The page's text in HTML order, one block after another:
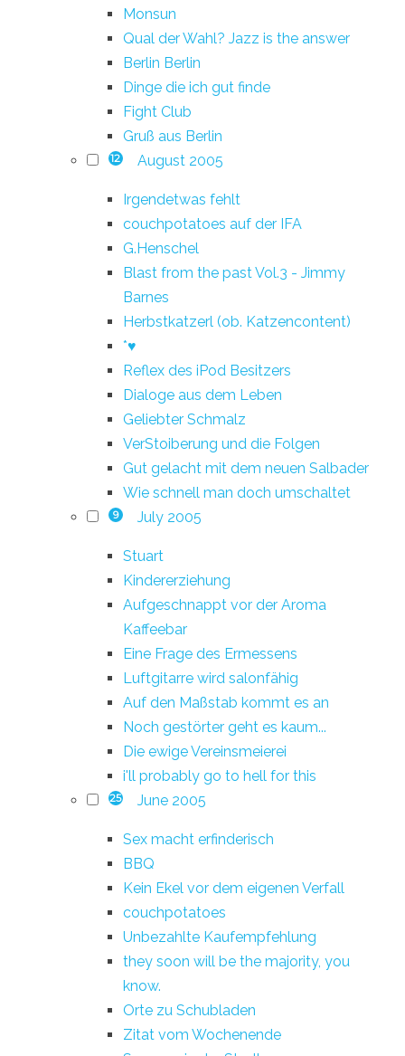
Monsun
Qual der Wahl? Jazz is the answer
Berlin Berlin
Dinge die ich gut finde
Fight Club
Gruß aus Berlin
12 August 2005
Irgendetwas fehlt
couchpotatoes auf der IFA
G.Henschel
Blast from the past Vol.3 - Jimmy
Barnes
Herbstkatzerl (ob. Katzencontent)
*♥
Reflex des iPod Besitzers
Dialoge aus dem Leben
Geliebter Schmalz
VerStoiberung und die Folgen
Gut gelacht mit dem neuen Salbader
Wie schnell man doch umschaltet
9 July 2005
Stuart
Kindererziehung
Aufgeschnappt vor der Aroma
Kaffeebar
Eine Frage des Ermessens
Luftgitarre wird salonfähig
Auf den Maßstab kommt es an
Noch gestörter geht es kaum...
Die ewige Vereinsmeierei
i'll probably go to hell for this
25 June 2005
Sex macht erfinderisch
BBQ
Kein Ekel vor dem eigenen Verfall
couchpotatoes
Unbezahlte Kaufempfehlung
they soon will be the majority, you
know.
Orte zu Schubladen
Zitat vom Wochenende